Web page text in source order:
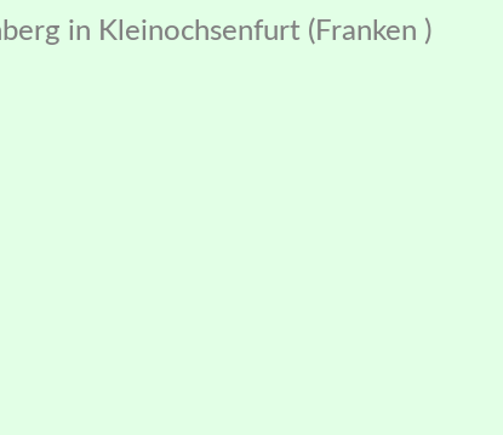
in Kleinochsenfurt (Franken )